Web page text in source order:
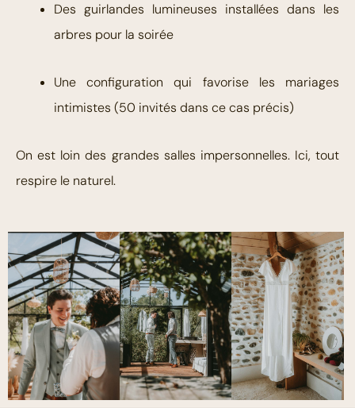
Des guirlandes lumineuses installées dans les
arbres pour la soirée
Une configuration qui favorise les mariages
intimistes (50 invités dans ce cas précis)
On est loin des grandes salles impersonnelles. Ici, tout
respire le naturel.